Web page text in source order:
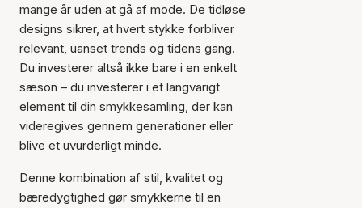
mange år uden at gå af mode. De tidløse
designs sikrer, at hvert stykke forbliver
relevant, uanset trends og tidens gang.
Du investerer altså ikke bare i en enkelt
sæson – du investerer i et langvarigt
element til din smykkesamling, der kan
videregives gennem generationer eller
blive et uvurderligt minde.
Denne kombination af stil, kvalitet og
bæredygtighed gør smykkerne til en